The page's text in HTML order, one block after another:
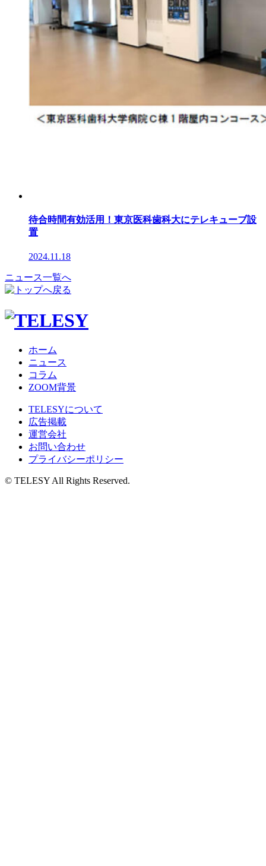
待合時間有効活用！東京医科歯科大にテレキューブ設
置
2024.11.18
ニュース一覧へ
ホーム
ニュース
コラム
ZOOM背景
TELESYについて
広告掲載
運営会社
お問い合わせ
プライバシーポリシー
© TELESY All Rights Reserved.